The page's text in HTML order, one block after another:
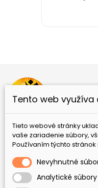
GAIA Ezoterika, s.r.o.
BratislavaSlovensko
+421 944 354 539
eshop@gaia-
Tento web využíva
Tieto webové stránky
vaše zariadenie súbory,
Používaním týchto
Nevyhnutné
Analytické